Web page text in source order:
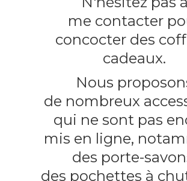
me contacter
concocter des
cadeaux.
Nous
de nombreux
qui ne sont pas
mis en ligne,
des porte-
des pochettes à